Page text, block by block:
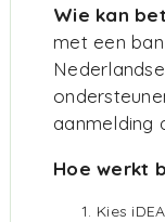
Wie kan
met een
aanmelding
Hoe werkt
Kies